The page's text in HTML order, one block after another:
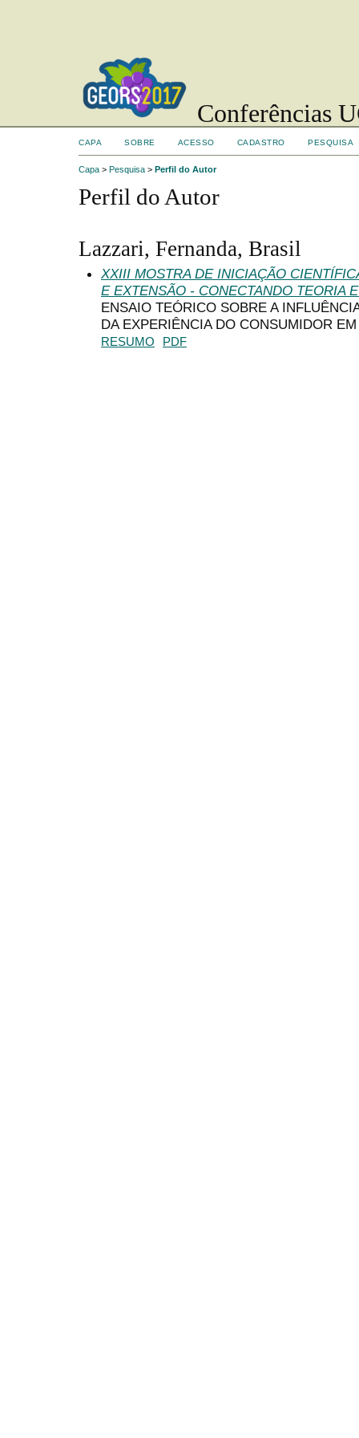
Conferências
CAPA SOBRE ACESSO CADASTRO PESQUISA
Capa > Pesquisa > Perfil do Autor
Perfil do Autor
Lazzari, Fernanda, Brasil
XXIII MOSTRA DE INICIAÇÃO
E EXTENSÃO - CONECTANDO TEORIA
ENSAIO TEÓRICO SOBRE A
DA EXPERIÊNCIA DO CONSUMIDOR
RESUMO PDF